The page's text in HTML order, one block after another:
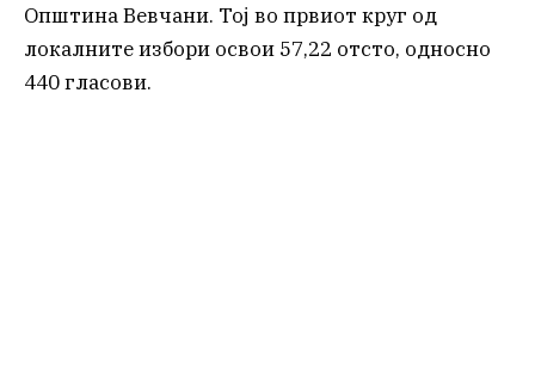
Општина Вевчани. Тој во првиот круг од
локалните избори освои 57,22 отсто, односно
440 гласови.